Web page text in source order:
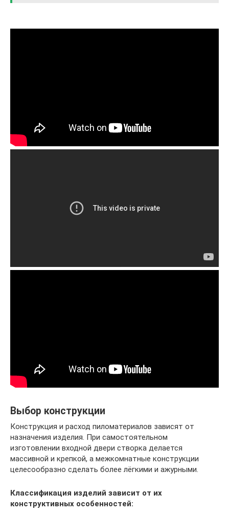
Выбор конструкции
Конструкция и расход пиломатериалов зависят от
назначения изделия. При самостоятельном
изготовлении входной двери створка делается
массивной и крепкой, а межкомнатные конструкции
целесообразно сделать более лёгкими и ажурными.
Классификация изделий зависит от их
конструктивных особенностей: